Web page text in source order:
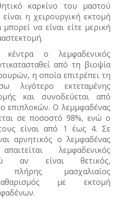
καρκίνο του μαστού
η χειρουργική εκτομή
να είναι είτε μερική
κέντρα ο λεμφαδενικός
από τη βιοψία
η οποία επιτρέπει τη
λιγότερο εκτεταμένης
και συνοδεύεται από
επιπλοκών. Ο λεμμφαδένας
σε ποσοστό 98%, ενώ ο
είναι από 1 έως 4. Σε
αρνητικός ο λεμφαδένας
λεμφαδενικός
αν είναι θετικός,
πλήρης μασχαλιαίος
με εκτομή